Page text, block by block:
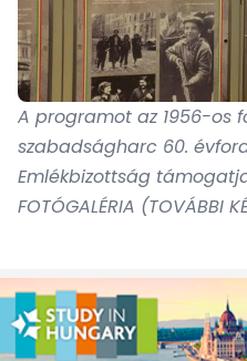
A programot az 1956-os
szabadságharc 60.
Emlékbizottság
FOTÓGALÉRIA (TOVÁBBI